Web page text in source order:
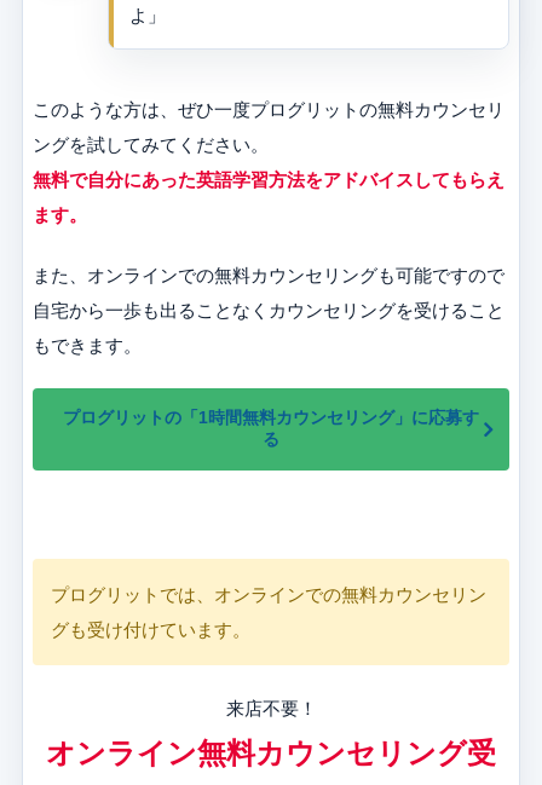
よ」
このような方は、ぜひ一度プログリットの無料カウンセリ
ングを試してみてください。
無料で自分にあった英語学習方法をアドバイスしてもらえ
ます。
また、オンラインでの無料カウンセリングも可能ですので
自宅から一歩も出ることなくカウンセリングを受けること
もできます。
プログリットの「1時間無料カウンセリング」に応募す
る
プログリットでは、オンラインでの無料カウンセリン
グも受け付けています。
来店不要！
オンライン無料カウンセリング受